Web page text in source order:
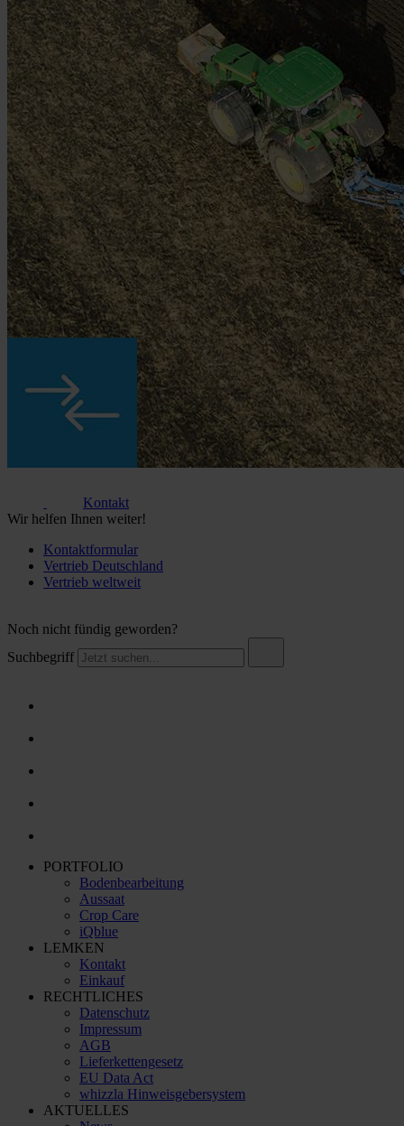
Kontakt
Wir helfen Ihnen weiter!
Kontaktformular
Vertrieb Deutschland
Vertrieb weltweit
Noch nicht fündig geworden?
Suchbegriff
PORTFOLIO
Bodenbearbeitung
Aussaat
Crop Care
iQblue
LEMKEN
Kontakt
Einkauf
RECHTLICHES
Datenschutz
Impressum
AGB
Lieferkettengesetz
EU Data Act
whizzla Hinweisgebersystem
AKTUELLES